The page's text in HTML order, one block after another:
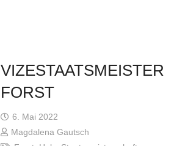
VIZESTAATSMEISTER
FORST
6. Mai 2022
Magdalena Gautsch